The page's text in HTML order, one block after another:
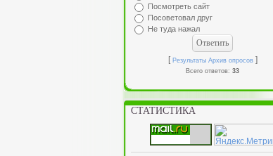
Посмотреть сайт
Посоветовал друг
Не туда нажал
[ Результаты Архив опросов]
Всего ответов: 33
СТАТИСТИКА